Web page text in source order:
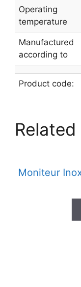
Operating
temperature
Manufactured
according to
Product code:
Moniteur